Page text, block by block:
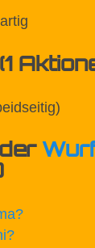
?
?